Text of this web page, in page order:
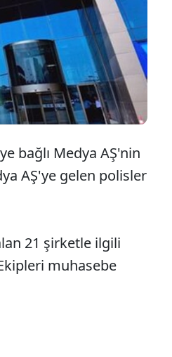
bağlı Medya AŞ'nin
AŞ'ye gelen polisler
21 şirketle ilgili
muhasebe